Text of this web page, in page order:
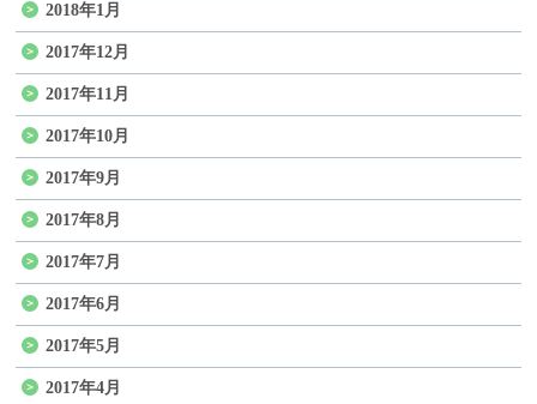
2018年1月
2017年12月
2017年11月
2017年10月
2017年9月
2017年8月
2017年7月
2017年6月
2017年5月
2017年4月